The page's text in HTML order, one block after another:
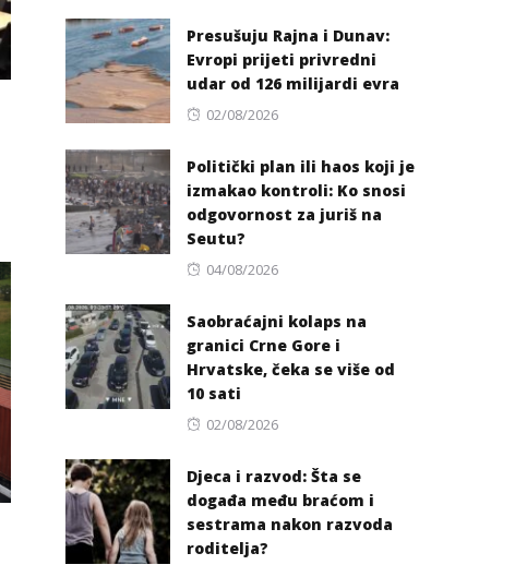
Presušuju Rajna i Dunav:
Evropi prijeti privredni
udar od 126 milijardi evra
Posted
02/08/2026
Politički plan ili haos koji je
izmakao kontroli: Ko snosi
odgovornost za juriš na
Seutu?
Posted
04/08/2026
Saobraćajni kolaps na
granici Crne Gore i
Hrvatske, čeka se više od
10 sati
Posted
02/08/2026
Djeca i razvod: Šta se
događa među braćom i
sestrama nakon razvoda
roditelja?